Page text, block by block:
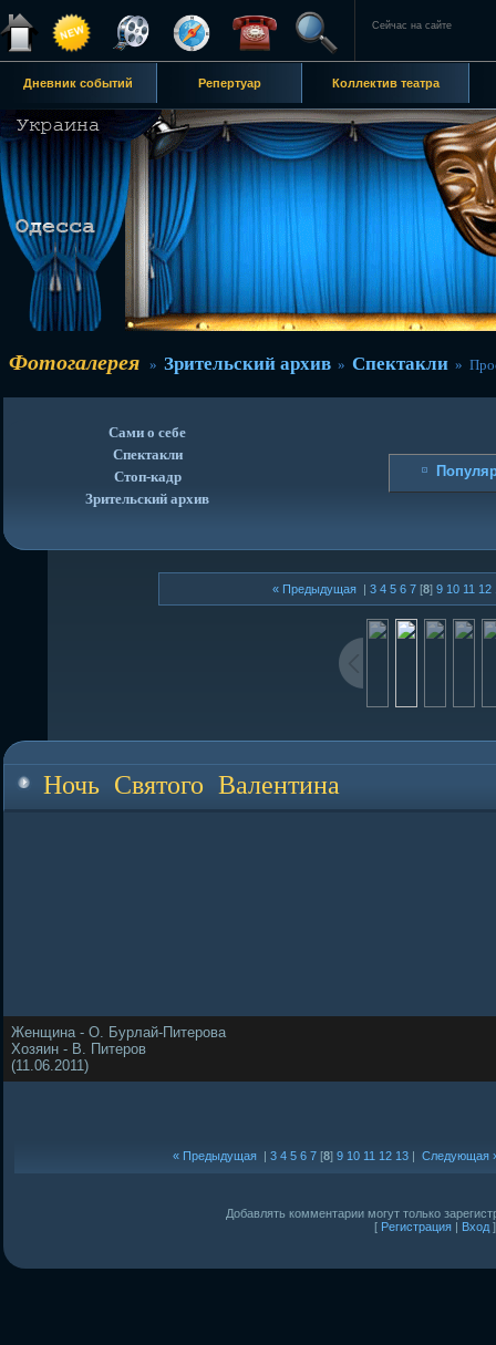
Сейчас на сайте
Дневник событий Репертуар Коллектив театра
Фотогалерея » Зрительский архив » Спектакли »
Сами о себе
Спектакли
Стоп-кадр
Зрительский архив
« Предыдущая| 3 4 5 6 7[8] 9 10 11 12
Ночь Святого Валентина
Женщина - О. Бурлай-Питерова
Хозяин - В. Питеров
(11.06.2011)
« Предыдущая| 3 4 5 6 7[8] 9 10 11 12 13| Следующая
Добавлять комментарии могут только
[ Регистрация | Вход ]